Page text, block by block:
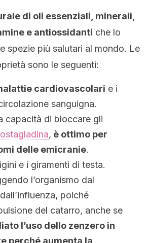
di oli essenziali, minerali,
e antiossidanti che lo
spezie più salutari al mondo. Le
sono le seguenti:
cardiovascolari e i
sanguigna.
capacità di bloccare gli
, è ottimo per
delle emicranie.
e i giramenti di testa.
l’organismo dal
poiché
del catarro, anche se
l’uso dello zenzero in
perché aumenta la